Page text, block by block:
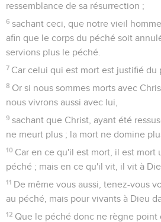
ressemblance de sa résurrection ;
6 sachant ceci, que notre vieil
afin que le corps du péché soit
servions plus le péché.
7 Car celui qui est mort est justifié du
8 Or si nous sommes morts avec
nous vivrons aussi avec lui,
9 sachant que Christ, ayant été
ne meurt plus ; la mort ne domine
10 Car en ce qu'il est mort, il est mort
péché ; mais en ce qu'il vit, il vit à
11 De même vous aussi, tenez-vous
au péché, mais pour vivants à Dieu
12 Que le péché donc ne règne point